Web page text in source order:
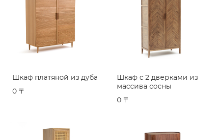
Шкаф платяной из дуба
0 〒
Шкаф с 2 дверками из
массива сосны
0 〒